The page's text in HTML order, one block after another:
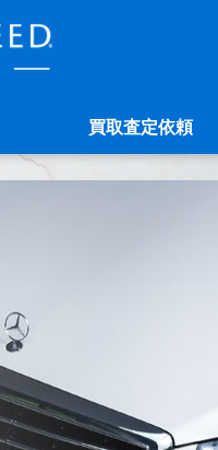
買取査定依頼